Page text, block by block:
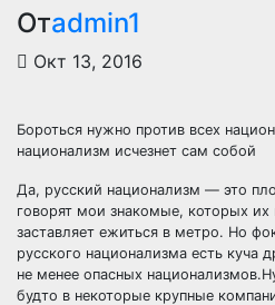
Отadmin1
Окт 13, 2016
Бороться нужно против всех
национализм исчезнет сам собой
Да, русский национализм — это
говорят мои знакомые, которых их
заставляет ежиться в метро. Но
русского национализма есть куча
не менее опасных
будто в некоторые крупные